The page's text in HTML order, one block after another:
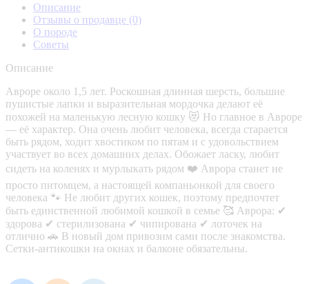
Описание
Отзывы о продавце (0)
О породе
Советы
Описание
Авроре около 1,5 лет. Роскошная длинная шерсть, большие
пушистые лапки и выразительная мордочка делают её
похожей на маленькую лесную кошку 😻 Но главное в Авроре
— её характер. Она очень любит человека, всегда старается
быть рядом, ходит хвостиком по пятам и с удовольствием
участвует во всех домашних делах. Обожает ласку, любит
сидеть на коленях и мурлыкать рядом ❤️ Аврора станет не
просто питомцем, а настоящей компаньонкой для своего
человека 🐾 Не любит других кошек, поэтому предпочтет
быть единственной любимой кошкой в семье 🥰 Аврора: ✔
здорова ✔ стерилизована ✔ чипирована ✔ лоточек на
отлично 🚗 В новый дом привозим сами после знакомства.
Сетки-антикошки на окнах и балконе обязательны.